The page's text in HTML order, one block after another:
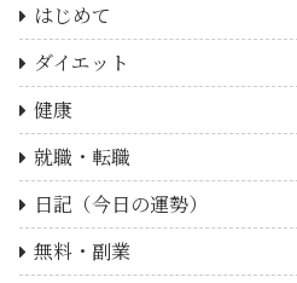
はじめて
ダイエット
健康
就職・転職
日記（今日の運勢）
無料・副業